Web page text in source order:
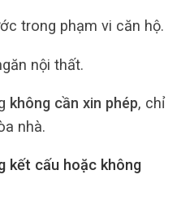
trong phạm vi căn hộ.
nội thất.
không cần xin phép, chỉ
nhà.
kết cấu hoặc không